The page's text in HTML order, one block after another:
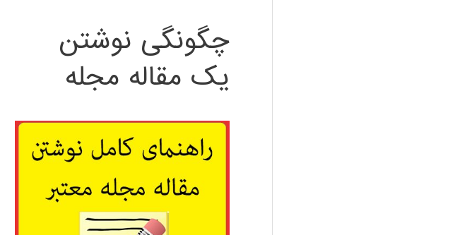
چگونگی نوشتن
یک مقاله مجله